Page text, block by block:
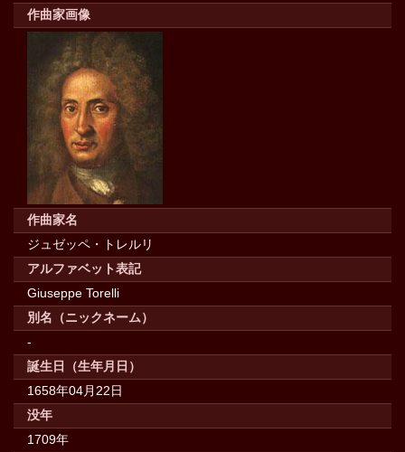
作曲家画像
作曲家名
ジュゼッペ・トレルリ
アルファベット表記
Giuseppe Torelli
別名（ニックネーム）
-
誕生日（生年月日）
1658年04月22日
没年
1709年